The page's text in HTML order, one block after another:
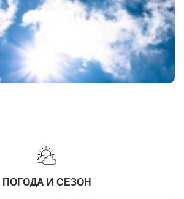
ПОГОДА И СЕЗОН